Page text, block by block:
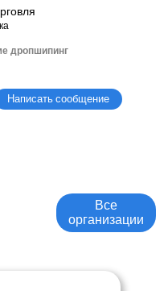
дропшипинг
Написать сообщение
Все
организации